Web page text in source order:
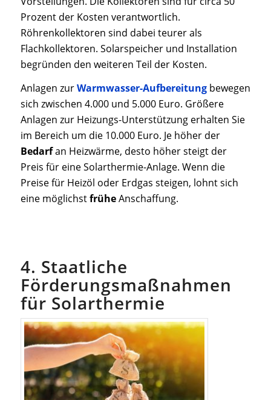
Prozent der Kosten verantwortlich.
Röhrenkollektoren sind dabei teurer als
Flachkollektoren. Solarspeicher und Installation
begründen den weiteren Teil der Kosten.
Anlagen zurWarmwasser-Aufbereitungbewegen
sich zwischen 4.000 und 5.000 Euro. Größere
Anlagen zur Heizungs-Unterstützung erhalten Sie
im Bereich um die 10.000 Euro. Je höher der
Bedarfan Heizwärme, desto höher steigt der
Preis für eine Solarthermie-Anlage. Wenn die
Preise für Heizöl oder Erdgas steigen, lohnt sich
eine möglichstfrüheAnschaffung.
4. Staatliche
Förderungsmaßnahmen
für Solarthermie